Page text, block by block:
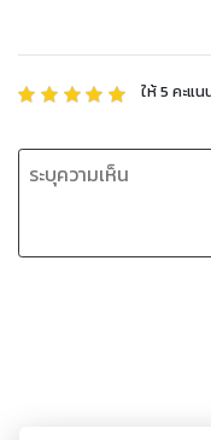
ให้5 คะแน